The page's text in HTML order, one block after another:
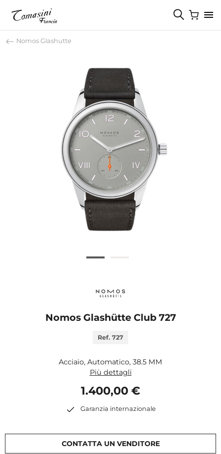
Nomos Glashutte
Nomos Glashütte Club 727
Ref. 727
Acciaio, Automatico, 38.5 MM
Più dettagli
1.400,00 €
Garanzia internazionale
CONTATTA UN VENDITORE